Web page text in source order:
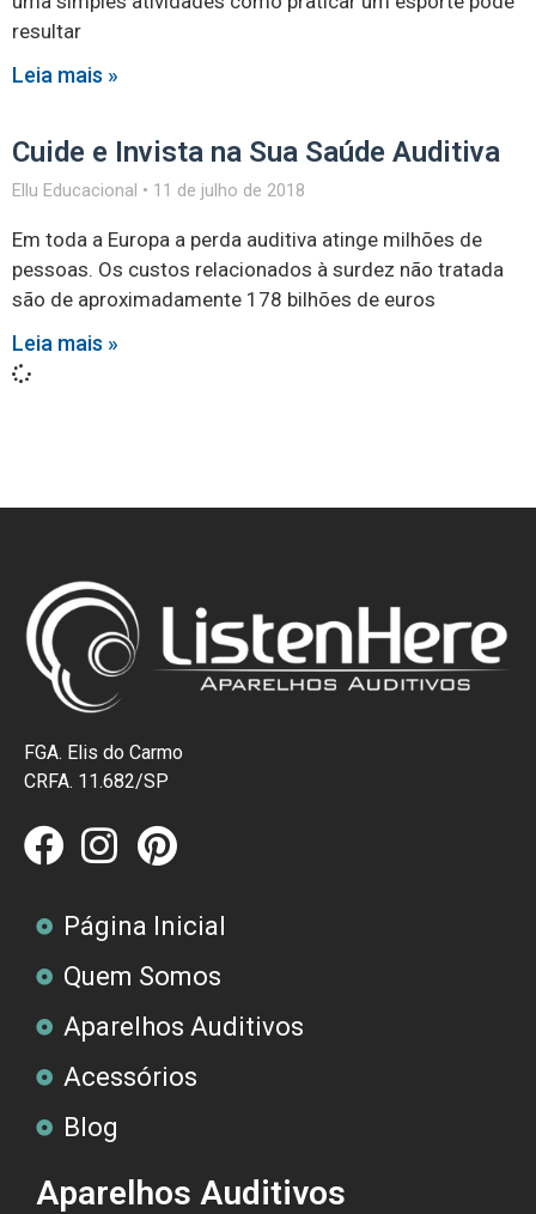
resultar
Leia mais »
Cuide e Invista na Sua Saúde Auditiva
Ellu Educacional 11 de julho de 2018
Em toda a Europa a perda auditiva atinge milhões de
pessoas. Os custos relacionados à surdez não tratada
são de aproximadamente 178 bilhões de euros
Leia mais »
FGA. Elis do Carmo
CRFA. 11.682/SP
Página Inicial
Quem Somos
Aparelhos Auditivos
Acessórios
Blog
Aparelhos Auditivos